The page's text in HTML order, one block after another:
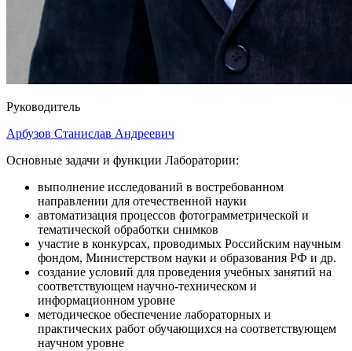
Руководитель
Арбузов Станислав Андреевич
Основные задачи и функции Лаборатории:
выполнение исследований в востребованном
направлении для отечественной науки
автоматизация процессов фотограмметрической и
тематической обработки снимков
участие в конкурсах, проводимых Российским научным
фондом, Министерством науки и образования РФ и др.
создание условий для проведения учебных занятий на
соответствующем научно-техническом и
информационном уровне
методическое обеспечение лабораторных и
практических работ обучающихся на соответствующем
научном уровне